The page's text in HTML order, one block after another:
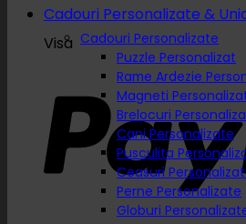
Visa
Cadouri Personalizate &
Cadouri Personalizate
Puzzle Personalizat
Rame Ardezie
Magneti
Brelocuri
Cani Personalizate
Pusculita
Ceasuri
Perne Personalizate
Globuri